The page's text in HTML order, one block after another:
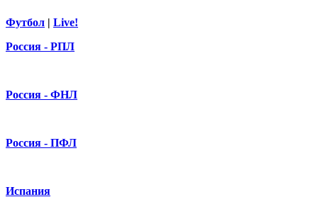
Футбол | Live!
Россия - РПЛ
Россия - ФНЛ
Россия - ПФЛ
Испания